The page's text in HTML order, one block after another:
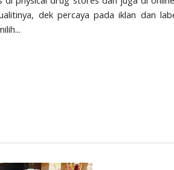
dek percaya pada iklan dan